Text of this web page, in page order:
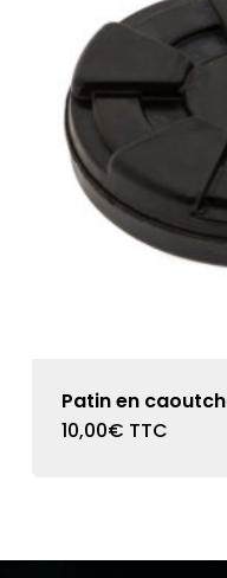
Patin en
10,00€ TTC